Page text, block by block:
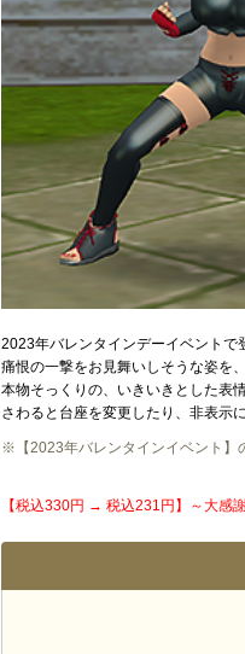
2023年バレンタインデーイベントで
痛恨の一撃をお見舞いしそうな姿を
本物そっくりの、いきいきとした表
さわると台座を変更したり、非表示
※【2023年バレンタインイベント】
【税込330円 → 税込231円】～大感